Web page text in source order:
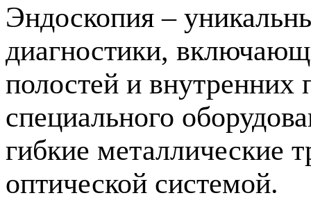
Эндоскопия –
диагностики,
полостей и
специального
гибкие металлические
оптической системой.